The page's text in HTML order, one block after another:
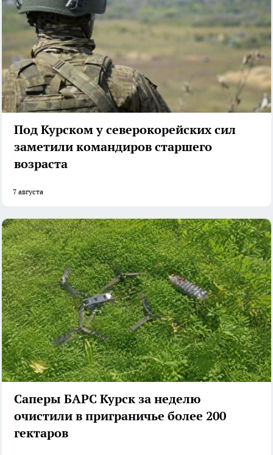
Под Курском у северокорейских сил
заметили командиров старшего
возраста
7 августа
Саперы БАРС Курск за неделю
очистили в приграничье более 200
гектаров